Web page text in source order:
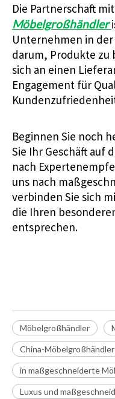
Die Partnerschaft
Möbelgroßhändler
Unternehmen in
darum, Produkte zu
sich an einen
Engagement für
Beginnen Sie noch
Sie Ihr Geschäft auf
nach
uns nach
verbinden Sie sich
die Ihren
entsprechen.
Möbelgroßhändler
China-Möbelgroßhändler
in maßgeschneiderte
Luxus und